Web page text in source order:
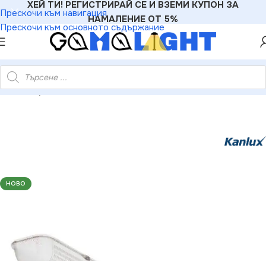
Прескочи към навигация
Прескочи към основното съдържание
ХЕЙ ТИ! РЕГИСТРИРАЙ СЕ И ВЗЕМИ КУПОН ЗА
НАМАЛЕНИЕ ОТ 5%
за Индустриално осветително тяло MAH PLUS AKCESORIA
НОВО